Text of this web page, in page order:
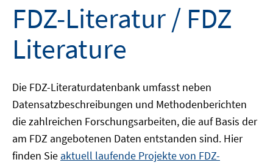
FDZ-Literatur / FDZ
Literature
Die FDZ-Literaturdatenbank umfasst neben
Datensatzbeschreibungen und Methodenberichten
die zahlreichen Forschungsarbeiten, die auf Basis der
am FDZ angebotenen Daten entstanden sind. Hier
finden Sie aktuell laufende Projekte von FDZ-